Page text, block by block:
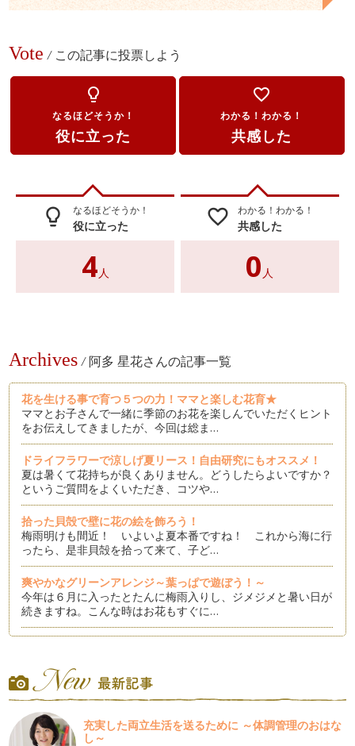
Vote / この記事に投票しよう
lightbulb_outline
なるほどそうか！
役に立った
favorite_border
わかる！わかる！
共感した
lightbulb_outline なるほどそうか！
役に立った
4人
favorite_border わかる！わかる！
共感した
0 人
Archives / 阿多 星花さんの記事一覧
花を生ける事で育つ５つの力！ママと楽しむ花育★
ママとお子さんで一緒に季節のお花を楽しんでいただくヒント
をお伝えしてきましたが、今回は総ま…
ドライフラワーで涼しげ夏リース！自由研究にもオススメ！
夏は暑くて花持ちが良くありません。どうしたらよいですか？
というご質問をよくいただき、コツや…
拾った貝殻で壁に花の絵を飾ろう！
梅雨明けも間近！ いよいよ夏本番ですね！ これから海に行
ったら、是非貝殻を拾って来て、子ど…
爽やかなグリーンアレンジ～葉っぱで遊ぼう！～
今年は６月に入ったとたんに梅雨入りし、ジメジメと暑い日が
続きますね。こんな時はお花もすぐに…
まった方も決まらなかった…
【親子で生け花】浮き花で水を楽しむ！
やっと春が来たと思ったら、新緑の季節ですね。暑い日もあっ
たりして、お花も涼しげな生け方をし…
充実した両立生活を送るために ～体調管理のおはな
し～